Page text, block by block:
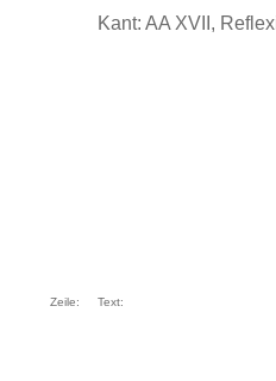
Kant: AA XVII,
Zeile: Text: